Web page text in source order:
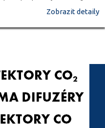
Zobrazit detaily